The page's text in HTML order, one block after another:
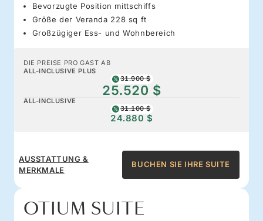
Bevorzugte Position mittschiffs
Größe der Veranda 228 sq ft
Großzügiger Ess- und Wohnbereich
DIE PREISE PRO GAST AB
ALL-INCLUSIVE PLUS
31.900 $
25.520 $
ALL-INCLUSIVE
31.100 $
24.880 $
AUSSTATTUNG &
MERKMALE
BUCHEN SIE IHRE SUITE
OTIUM SUITE